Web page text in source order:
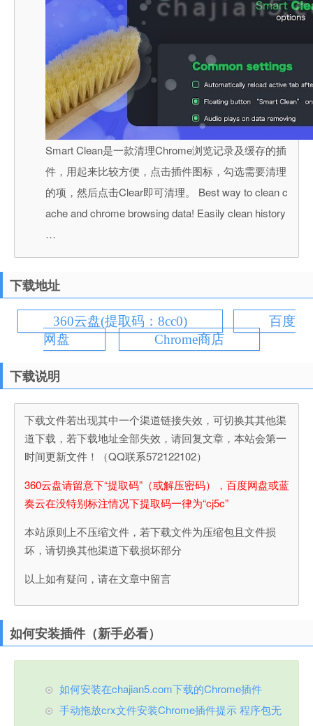
Smart Clean是一款清理Chrome浏览记录及缓存的插
件，用起来比较方便，点击插件图标，勾选需要清理
的项，然后点击Clear即可清理。 Best way to clean c
ache and chrome browsing data! Easily clean history
…
下载地址
360云盘(提取码：8cc0)
百度
网盘
Chrome商店
下载说明
下载文件若出现其中一个渠道链接失效，可切换其其他渠
道下载，若下载地址全部失效，请回复文章，本站会第一
时间更新文件！（QQ联系572122102）
360云盘请留意下“提取码”（或解压密码），百度网盘或蓝
奏云在没特别标注情况下提取码一律为“cj5c”
本站原则上不压缩文件，若下载文件为压缩包且文件损
坏，请切换其他渠道下载损坏部分
以上如有疑问，请在文章中留言
如何安装插件（新手必看）
如何安装在chajian5.com下载的Chrome插件
手动拖放crx文件安装Chrome插件提示 程序包无